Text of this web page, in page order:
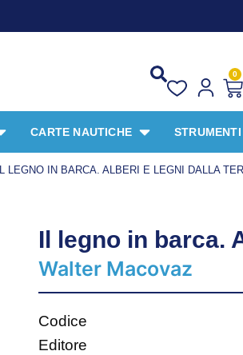
0
CARTE NAUTICHE
IL LEGNO IN BARCA. ALBERI E LEGNI DALLA
Il legno in barca.
Walter Macovaz
Codice
Editore